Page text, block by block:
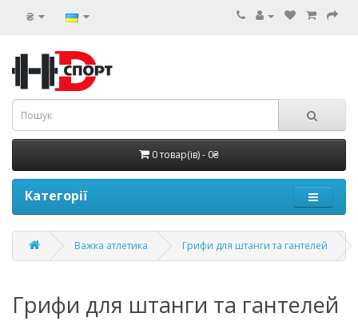
₴
0 товар(ів) - 0₴
Категорії
Важка атлетика Грифи для штанги та гантелей
Грифи для штанги та гантелей